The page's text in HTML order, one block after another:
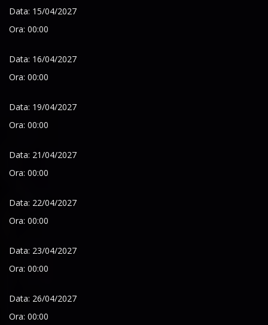
Data: 15/04/2027
Ora: 00:00
Data: 16/04/2027
Ora: 00:00
Data: 19/04/2027
Ora: 00:00
Data: 21/04/2027
Ora: 00:00
Data: 22/04/2027
Ora: 00:00
Data: 23/04/2027
Ora: 00:00
Data: 26/04/2027
Ora: 00:00